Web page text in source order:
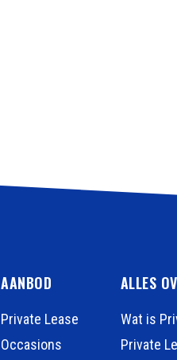
AANBOD
Private Lease
Occasions
ALLES
Wat is
Private